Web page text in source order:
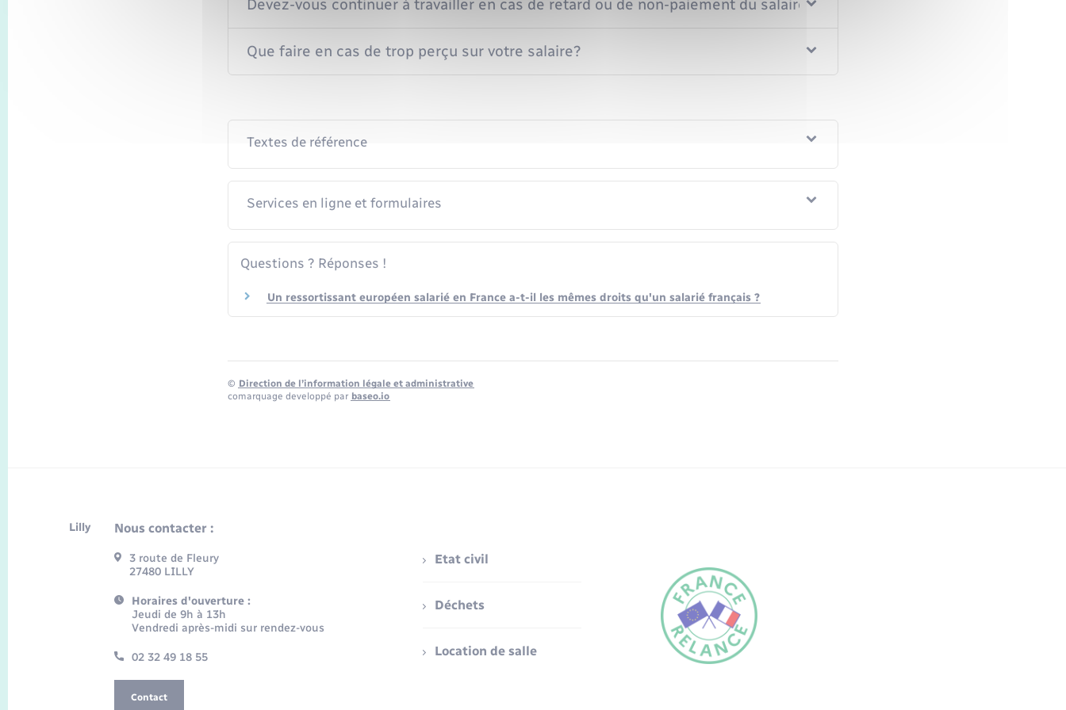
Devez-vous continuer à travailler en cas de retard ou de non-paiement du salaire ?
Que faire en cas de trop perçu sur votre salaire?
Textes de référence
Services en ligne et formulaires
Questions ? Réponses !
Un ressortissant européen salarié en France a-t-il les mêmes droits qu'un salarié français ?
© Direction de l’information légale et administrative
comarquage developpé par baseo.io
Lilly Nous contacter :
3 route de Fleury
27480 LILLY
Horaires d'ouverture :
Jeudi de 9h à 13h
Vendredi après-midi sur rendez-vous
02 32 49 18 55
Contact
Etat civil
Déchets
Location de salle